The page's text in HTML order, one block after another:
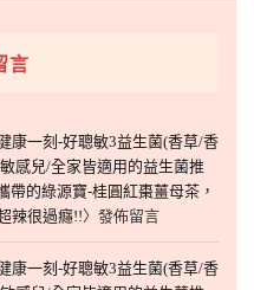
言
康一刻-好聰敏3益生菌(香草/香
感兒/全家皆適用的益生菌推
帶的綠源寶-桂圓紅棗薑母茶，
辣很過癮!!〉發佈留言
康一刻-好聰敏3益生菌(香草/香